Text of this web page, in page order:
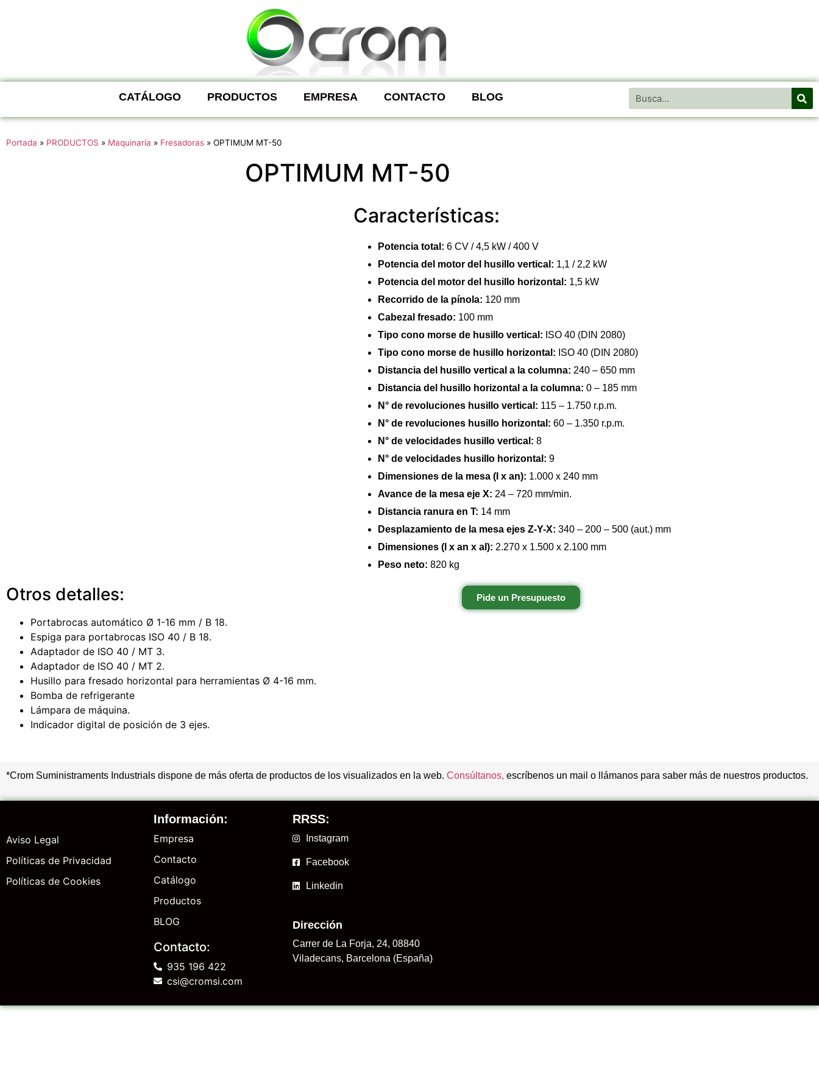
CATÁLOGO PRODUCTOS EMPRESA CONTACTO BLOG
Portada » PRODUCTOS » Maquinaría » Fresadoras » OPTIMUM MT-50
OPTIMUM MT-50
Características:
Potencia total: 6 CV / 4,5 kW / 400 V
Potencia del motor del husillo vertical: 1,1 / 2,2 kW
Potencia del motor del husillo horizontal: 1,5 kW
Recorrido de la pínola: 120 mm
Cabezal fresado: 100 mm
Tipo cono morse de husillo vertical: ISO 40 (DIN 2080)
Tipo cono morse de husillo horizontal: ISO 40 (DIN 2080)
Distancia del husillo vertical a la columna: 240 – 650 mm
Distancia del husillo horizontal a la columna: 0 – 185 mm
N° de revoluciones husillo vertical: 115 – 1.750 r.p.m.
N° de revoluciones husillo horizontal: 60 – 1.350 r.p.m.
N° de velocidades husillo vertical: 8
N° de velocidades husillo horizontal: 9
Dimensiones de la mesa (l x an): 1.000 x 240 mm
Avance de la mesa eje X: 24 – 720 mm/min.
Distancia ranura en T: 14 mm
Desplazamiento de la mesa ejes Z-Y-X: 340 – 200 – 500 (aut.) mm
Dimensiones (l x an x al): 2.270 x 1.500 x 2.100 mm
Peso neto: 820 kg
Otros detalles:
Portabrocas automático Ø 1-16 mm / B 18.
Espiga para portabrocas ISO 40 / B 18.
Adaptador de ISO 40 / MT 3.
Adaptador de ISO 40 / MT 2.
Husillo para fresado horizontal para herramientas Ø 4-16 mm.
Bomba de refrigerante
Lámpara de máquina.
Indicador digital de posición de 3 ejes.
Pide un Presupuesto
*Crom Suministraments Industrials dispone de más oferta de productos de los visualizados en la web. Consúltanos, escríbenos un mail o llámanos para saber más de nuestros productos.
Aviso Legal
Políticas de Privacidad
Políticas de Cookies
Información:
Empresa
Contacto
Catálogo
Productos
BLOG
Contacto:
935 196 422
csi@cromsi.com
RRSS:
Instagram
Facebook
Linkedin
Dirección
Carrer de La Forja, 24, 08840
Viladecans, Barcelona (España)